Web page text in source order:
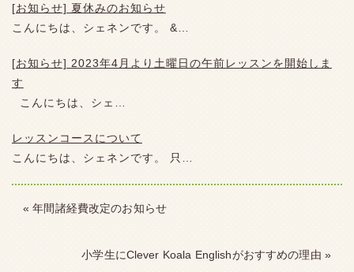
[お知らせ] 夏休みのお知らせ
こんにちは、シェネンです。 &…
[お知らせ] 2023年4月より土曜日の午前レッスンを開始しま
す
こんにちは、シェ…
レッスンコースについて
こんにちは、シェネンです。 只…
« 年間諸経費改定のお知らせ
小学生にClever Koala Englishがおすすめの理由 »